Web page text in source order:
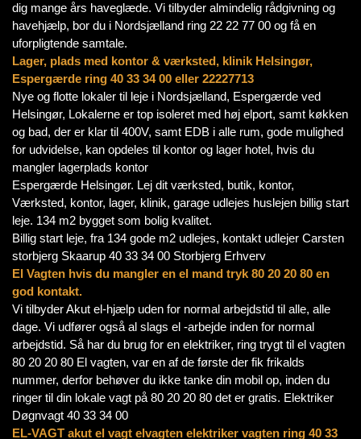
dig mange års haveglæde. Vi tilbyder almindelig rådgivning og
havehjælp, bor du i Nordsjælland ring 22 22 77 00 og få en
uforpligtende samtale.
Lager, plads med kontor & værksted, klinik Helsingør,
Espergærde ring 40 33 34 00 eller 22227713
Nye og flotte lokaler til leje i Nordsjælland, Espergærde ved
Helsingør, Lokalerne er top isoleret med høj elport, samt køkken
og bad, der er klar til 400V, samt EDB i alle rum, gode mulighed
for udvidelse, kan opdeles til kontor og lager hotel, hvis du
mangler lagerplads kontor
Espergærde Helsingør. Lej dit værksted, butik, kontor,
Værksted, kontor, lager, klinik, garage udlejes huslejen billig start
leje. 134 m2 bygget som bolig kvalitet.
Billig start leje, fra 134 gode m2 udlejes, kontakt udlejer Carsten
storbjerg Skaarup 40 33 34 00 Storbjerg Erhverv
El Vagten hvis du mangler en el mand tryk 80 20 20 80 en
god kontakt.
Vi tilbyder Akut el-hjælp uden for normal arbejdstid til alle, alle
dage. Vi udfører også al slags el -arbejde inden for normal
arbejdstid. Så har du brug for en elektriker, ring trygt til el vagten
80 20 20 80 El vagten, var en af de første der fik frikalds
nummer, derfor behøver du ikke tanke din mobil op, inden du
ringer til din lokale vagt på 80 20 20 80 det er gratis. Elektriker
Døgnvagt 40 33 34 00
EL-VAGT akut el vagt elvagten elektriker vagten ring 40 33